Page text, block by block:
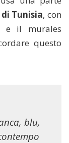
Tunisia, con
e il murales
questo
blu,